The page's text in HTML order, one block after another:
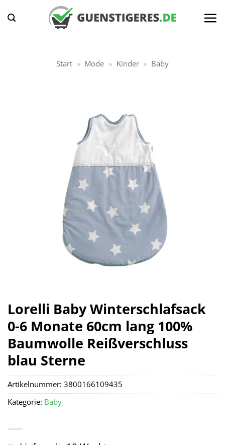
Inhalt
Start » Mode » Kinder » Baby
Lorelli Baby Winterschlafsack
0-6 Monate 60cm lang 100%
Baumwolle Reißverschluss
blau Sterne
Artikelnummer: 3800166109435
Kategorie: Baby